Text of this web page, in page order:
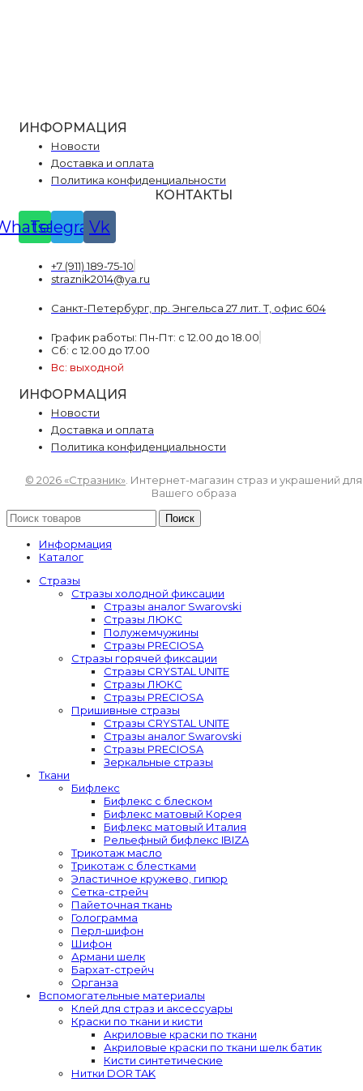
ИНФОРМАЦИЯ
Новости
Доставка и оплата
Политика конфиденциальности
КОНТАКТЫ
Telegram
Vk
+7 (911) 189-75-10
straznik2014@ya.ru
Санкт-Петербург, пр. Энгельса 27 лит. Т, офис 604
График работы: Пн-Пт: с 12.00 до 18.00
Сб: с 12.00 до 17.00
Вс: выходной
ИНФОРМАЦИЯ
Новости
Доставка и оплата
Политика конфиденциальности
© 2026 «Стразник» . Интернет-магазин страз и украшений для
Вашего образа
Поиск
Информация
Каталог
Стразы
Стразы холодной фиксации
Стразы аналог Swarovski
Стразы ЛЮКС
Полужемчужины
Стразы PRECIOSA
Стразы горячей фиксации
Стразы CRYSTAL UNITE
Стразы ЛЮКС
Стразы PRECIOSA
Пришивные стразы
Стразы CRYSTAL UNITE
Стразы аналог Swarovski
Стразы PRECIOSA
Зеркальные стразы
Ткани
Бифлекс
Бифлекс с блеском
Бифлекс матовый Корея
Бифлекс матовый Италия
Рельефный бифлекс IBIZA
Трикотаж масло
Трикотаж с блестками
Эластичное кружево, гипюр
Сетка-стрейч
Пайеточная ткань
Голограмма
Перл-шифон
Шифон
Армани шелк
Бархат-стрейч
Органза
Вспомогательные материалы
Клей для страз и аксессуары
Краски по ткани и кисти
Акриловые краски по ткани
Акриловые краски по ткани шелк батик
Кисти синтетические
Нитки DOR TAK